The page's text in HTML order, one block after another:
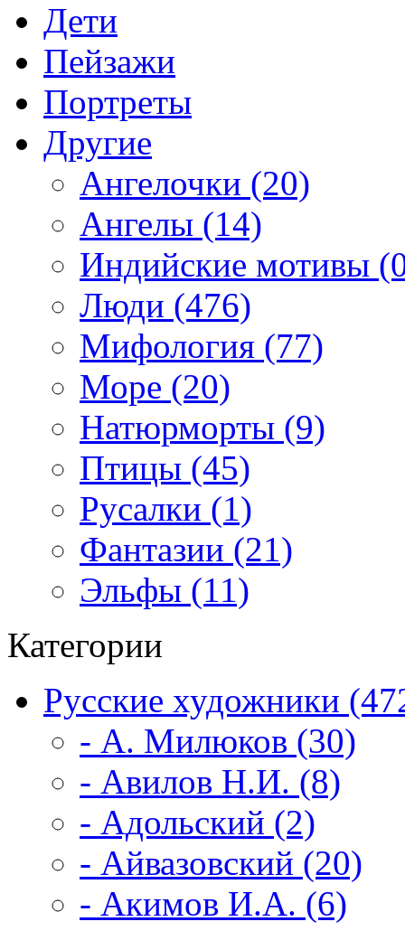
Дети
Пейзажи
Портреты
Другие
Ангелочки (20)
Ангелы (14)
Индийские мотивы
Люди (476)
Мифология (77)
Море (20)
Натюрморты (9)
Птицы (45)
Русалки (1)
Фантазии (21)
Эльфы (11)
Категории
Русские художники
- А. Милюков (30)
- Авилов Н.И. (8)
- Адольский (2)
- Айвазовский (20)
- Акимов И.А. (6)